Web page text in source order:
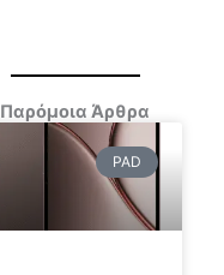
Παρόμοια Άρθρα
PAD